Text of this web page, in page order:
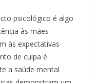
psicológico é algo
às mães
às expectativas
de culpa é
a saúde mental